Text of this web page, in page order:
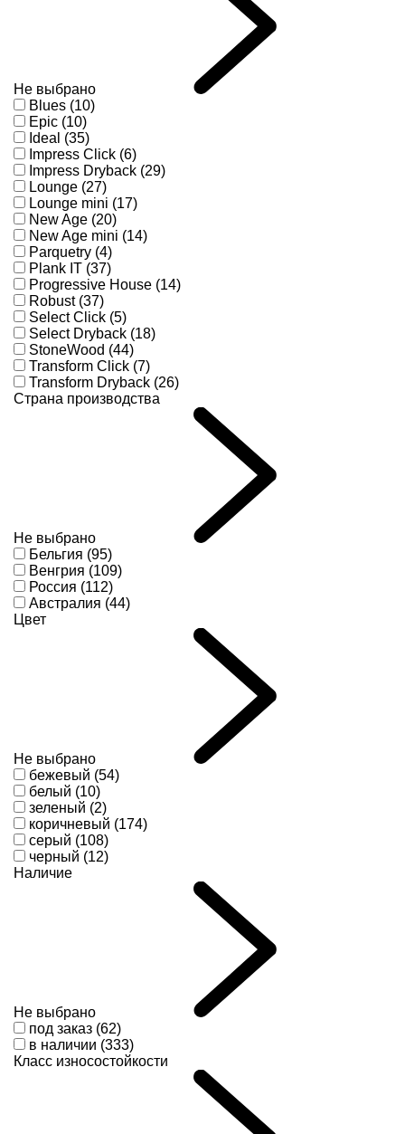
Не выбрано
Blues (10)
Epic (10)
Ideal (35)
Impress Click (6)
Impress Dryback (29)
Lounge (27)
Lounge mini (17)
New Age (20)
New Age mini (14)
Parquetry (4)
Plank IT (37)
Progressive House (14)
Robust (37)
Select Click (5)
Select Dryback (18)
StoneWood (44)
Transform Click (7)
Transform Dryback (26)
Страна производства
Не выбрано
Бельгия (95)
Венгрия (109)
Россия (112)
Австралия (44)
Цвет
Не выбрано
бежевый (54)
белый (10)
зеленый (2)
коричневый (174)
серый (108)
черный (12)
Наличие
Не выбрано
под заказ (62)
в наличии (333)
Класс износостойкости